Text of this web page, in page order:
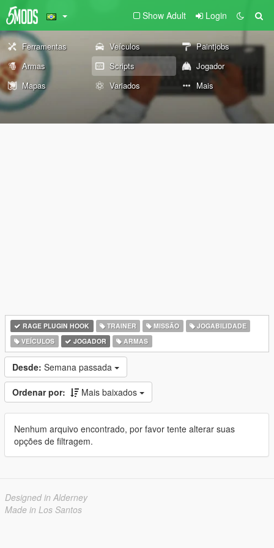
Show Adult Login
Ferramentas Veículos
Paintjobs
Armas
Scripts
Jogador
Mapas
Variados Mais
RAGE PLUGIN HOOK TRAINER MISSÃO
JOGABILIDADE
VEÍCULOS
JOGADOR ARMAS
Desde: Semana passada
Ordenar por: Mais baixados
Nenhum arquivo encontrado, por favor tente alterar suas
opções de filtragem.
Designed in Alderney
Made in Los Santos